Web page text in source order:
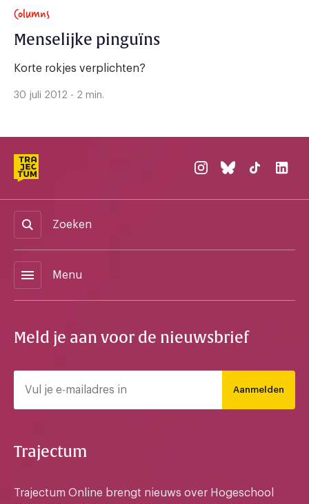
Columns
Menselijke pinguïns
Korte rokjes verplichten?
30 juli 2012 - 2 min.
Zoeken
menu Menu
Meld je aan voor de nieuwsbrief
Aanmelden
Trajectum
Trajectum Online brengt nieuws over Hogeschool